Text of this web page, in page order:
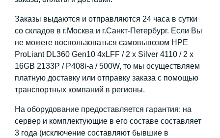
Заказы выдаются и отправляются 24 часа в сутки
со складов в г.Москва и г.Санкт-Петербург. Если Вы
не можете воспользоваться самовывозом HPE
ProLiant DL360 Gen10 4xLFF / 2 x Silver 4110 / 2 x
16GB 2133P / P408i-a / 500W, то мы осуществляем
платную доставку или отправку заказа с помощью
транспортных компаний в регионы.
На оборудование предоставляется гарантия: на
сервер и комплектующие в его составе составляет
3 года (исключение составляют бывшие в